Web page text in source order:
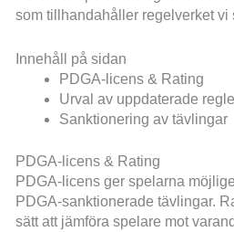
som tillhandahåller regelverket vi
Innehåll på sidan
PDGA-licens & Rating
Urval av uppdaterade
Sanktionering av tävlingar
PDGA-licens & Rating
PDGA-licens ger spelarna
PDGA-sanktionerade tävlingar.
sätt att jämföra spelare mot